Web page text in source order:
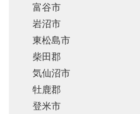
富谷市
岩沼市
東松島市
柴田郡
気仙沼市
牡鹿郡
登米市